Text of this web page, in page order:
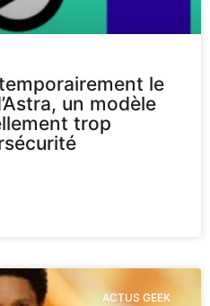
le
un modèle
trop
ACTUS GEEK